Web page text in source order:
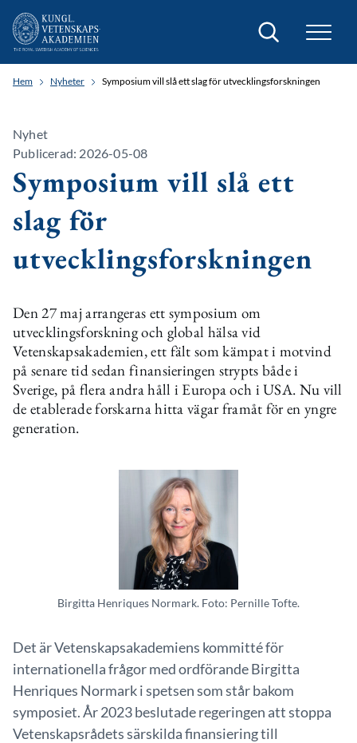
Sök
Hem Nyheter Symposium vill slå ett slag för utvecklingsforskningen
Nyhet
Publicerad: 2026-05-08
Symposium vill slå ett
slag för
utvecklingsforskningen
Den 27 maj arrangeras ett symposium om
utvecklingsforskning och global hälsa vid
Vetenskapsakademien, ett fält som kämpat i motvind
på senare tid sedan finansieringen strypts både i
Sverige, på flera andra håll i Europa och i USA. Nu vill
de etablerade forskarna hitta vägar framåt för en yngre
generation.
Birgitta Henriques Normark. Foto: Pernille Tofte.
Det är Vetenskapsakademiens kommitté för
internationella frågor med ordförande Birgitta
Henriques Normark i spetsen som står bakom
symposiet. År 2023 beslutade regeringen att stoppa
Vetenskapsrådets särskilda finansiering till